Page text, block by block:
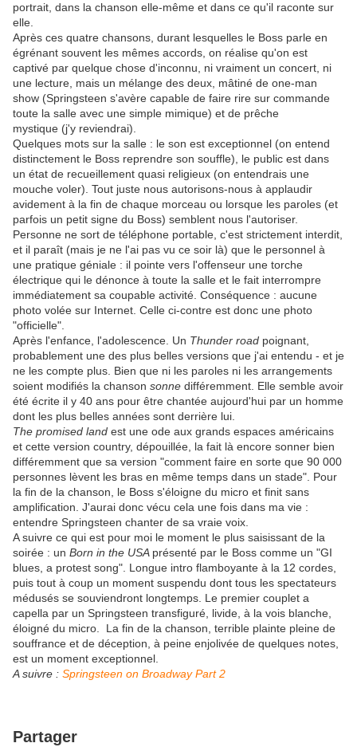
portrait, dans la chanson elle-même et dans ce qu'il raconte sur
elle.
Après ces quatre chansons, durant lesquelles le Boss parle en
égrénant souvent les mêmes accords, on réalise qu'on est
captivé par quelque chose d'inconnu, ni vraiment un concert, ni
une lecture, mais un mélange des deux, mâtiné de one-man
show (Springsteen s'avère capable de faire rire sur commande
toute la salle avec une simple mimique) et de prêche
mystique (j'y reviendrai).
Quelques mots sur la salle : le son est exceptionnel (on entend
distinctement le Boss reprendre son souffle), le public est dans
un état de recueillement quasi religieux (on entendrais une
mouche voler). Tout juste nous autorisons-nous à applaudir
avidement à la fin de chaque morceau ou lorsque les paroles (et
parfois un petit signe du Boss) semblent nous l'autoriser.
Personne ne sort de téléphone portable, c'est strictement interdit,
et il paraît (mais je ne l'ai pas vu ce soir là) que le personnel à
une pratique géniale : il pointe vers l'offenseur une torche
électrique qui le dénonce à toute la salle et le fait interrompre
immédiatement sa coupable activité. Conséquence : aucune
photo volée sur Internet. Celle ci-contre est donc une photo
"officielle".
Après l'enfance, l'adolescence. Un Thunder road poignant,
probablement une des plus belles versions que j'ai entendu - et je
ne les compte plus. Bien que ni les paroles ni les arrangements
soient modifiés la chanson sonne différemment. Elle semble avoir
été écrite il y 40 ans pour être chantée aujourd'hui par un homme
dont les plus belles années sont derrière lui.
The promised land est une ode aux grands espaces américains
et cette version country, dépouillée, la fait là encore sonner bien
différemment que sa version "comment faire en sorte que 90 000
personnes lèvent les bras en même temps dans un stade". Pour
la fin de la chanson, le Boss s'éloigne du micro et finit sans
amplification. J'aurai donc vécu cela une fois dans ma vie :
entendre Springsteen chanter de sa vraie voix.
A suivre ce qui est pour moi le moment le plus saisissant de la
soirée : un Born in the USA présenté par le Boss comme un "GI
blues, a protest song". Longue intro flamboyante à la 12 cordes,
puis tout à coup un moment suspendu dont tous les spectateurs
médusés se souviendront longtemps. Le premier couplet a
capella par un Springsteen transfiguré, livide, à la vois blanche,
éloigné du micro. La fin de la chanson, terrible plainte pleine de
souffrance et de déception, à peine enjolivée de quelques notes,
est un moment exceptionnel.
A suivre : Springsteen on Broadway Part 2
Partager